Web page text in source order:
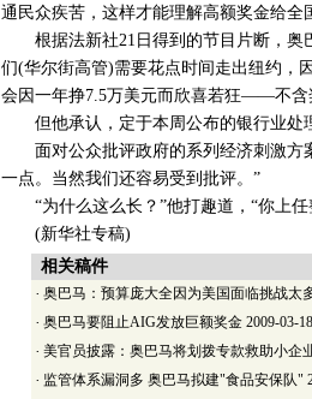
通民众疾苦，这样才能理解高额奖金给全
根据法新社21日得到的节目片断，奥
们(华尔街高管)需要花点时间走出纽约
会因一年挣7.5万美元而欣喜若狂——不
但他承认，定于本周公布的银行业处理
面对公众批评政府的系列经济刺激方
一点。当然我们还容易受到批评。”
“为什么这么长？”他打趣道，“你上任
(新华社专稿)
相关稿件
· 奥巴马：预算庞大全因为美国面临挑战太
· 奥巴马要阻止AIG发放巨额奖金 2009-03-18
· 美官员披露：奥巴马将划拨专款救助小企
· 监管体系漏洞多 奥巴马拟建"食品安保队"